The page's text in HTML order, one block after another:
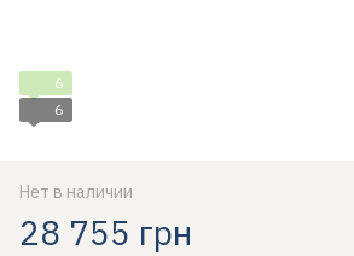
6
6
Нет в наличии
28 755 грн